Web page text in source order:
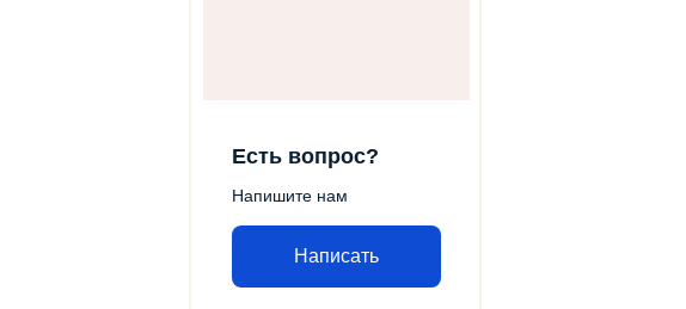
Есть вопрос?
Напишите нам
Написать